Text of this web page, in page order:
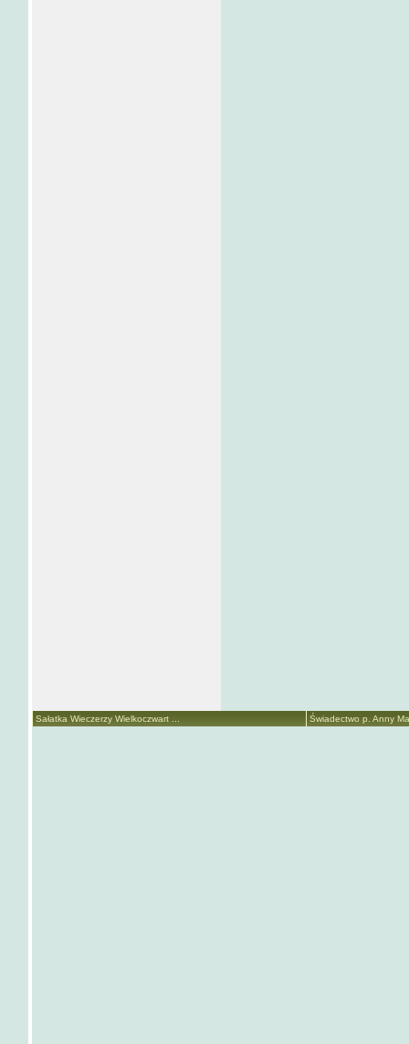
Sałatka Wieczerzy Wielkoczwart ... Świadectwo p. Anny